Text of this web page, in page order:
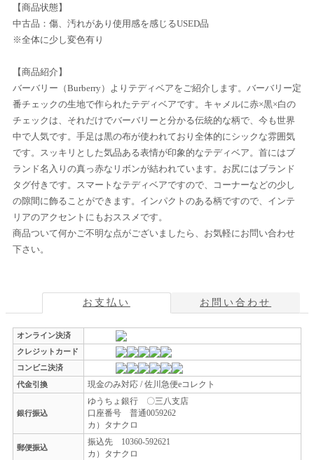
【商品状態】
中古品：傷、汚れがあり使用感を感じるUSED品
※全体に少し変色有り
【商品紹介】
バーバリー（Burberry）よりテディベアをご紹介します。バーバリー定
番チェックの生地で作られたテディベアです。キャメルに赤×黒×白の
チェックは、それだけでバーバリーと分かる伝統的な柄で、今も世界
中で人気です。手足は黒の布が使われており全体的にシックな雰囲気
です。スッキリとした気品ある表情が印象的なテディベア。首にはブ
ランド名入りの真っ赤なリボンが結われています。お尻にはブランド
タグ付きです。スマートなテディベアですので、コーナーなどの少し
の隙間に飾ることができます。インパクトのある柄ですので、インテ
リアのアクセントにもおススメです。
商品ついて何かご不明な点がございましたら、お気軽にお問い合わせ
下さい。
お支払い お問い合わせ
オンライン決済
クレジットカード
コンビニ決済
代金引換
現金のみ対応 / 佐川急便eコレクト
銀行振込
ゆうちょ銀行 〇三八支店
口座番号 普通0059262
カ）タナクロ
郵便振込
振込先 10360-592621
カ）タナクロ